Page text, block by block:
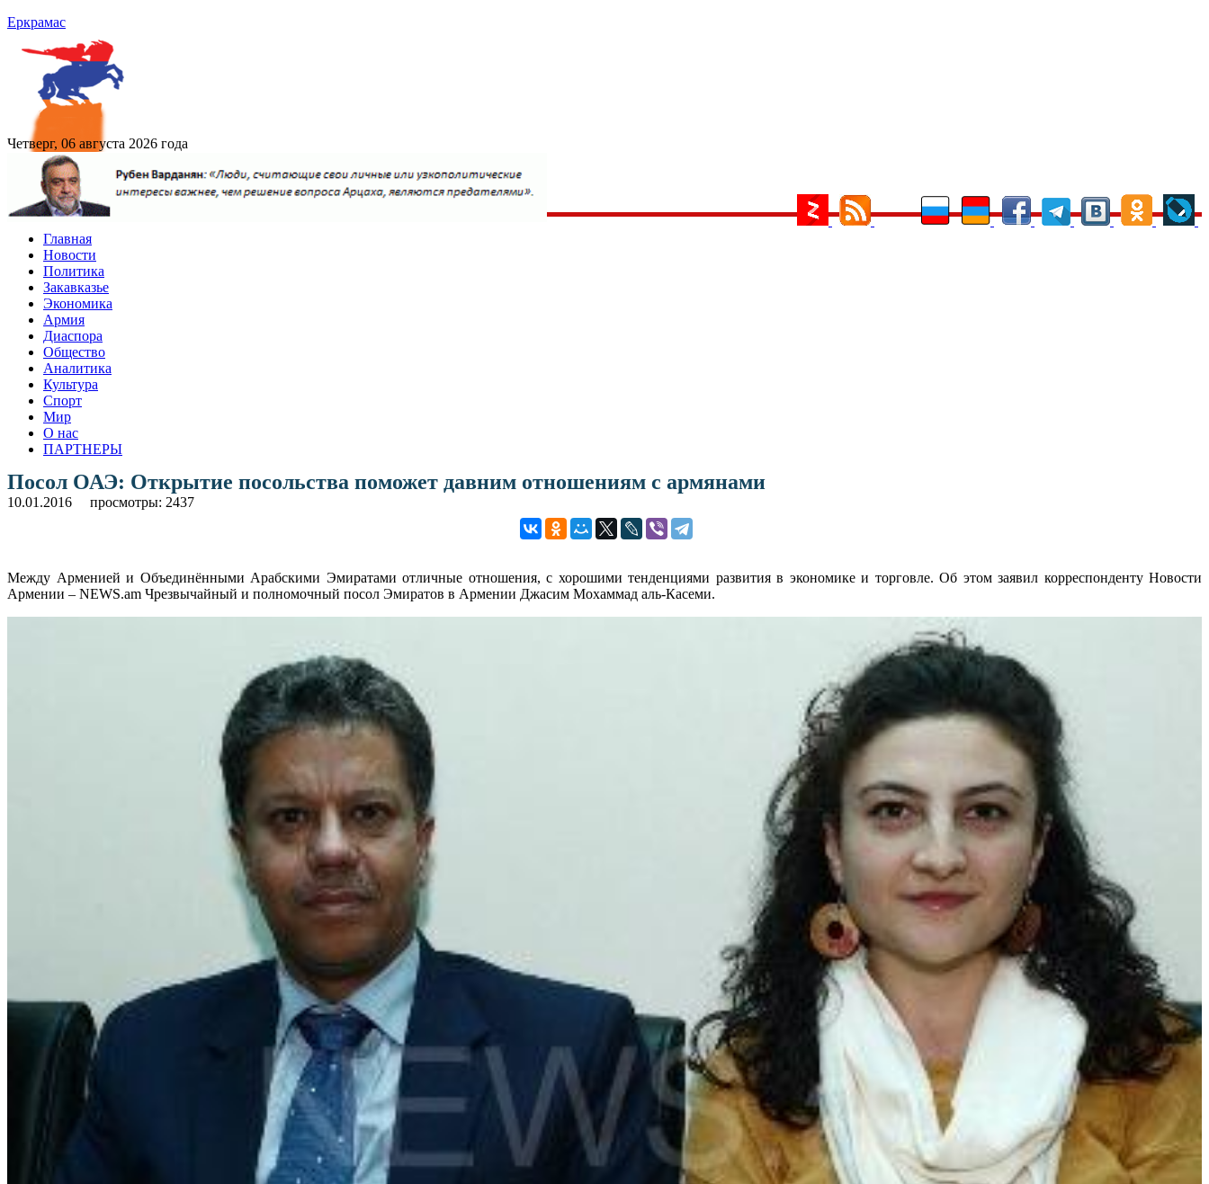
Еркрамас
Четверг, 06 августа 2026 года
Главная
Новости
Политика
Закавказье
Экономика
Армия
Диаспора
Общество
Аналитика
Культура
Спорт
Мир
О нас
ПАРТНЕРЫ
Посол ОАЭ: Открытие посольства поможет давним отношениям с армянами
10.01.2016 просмотры: 2437
Между Арменией и Объединёнными Арабскими Эмиратами отличные отношения, с хорошими тенденциями развития в экономике и торговле. Об этом заявил корреспонденту Новости
Армении – NEWS.am Чрезвычайный и полномочный посол Эмиратов в Армении Джасим Мохаммад аль-Касеми.